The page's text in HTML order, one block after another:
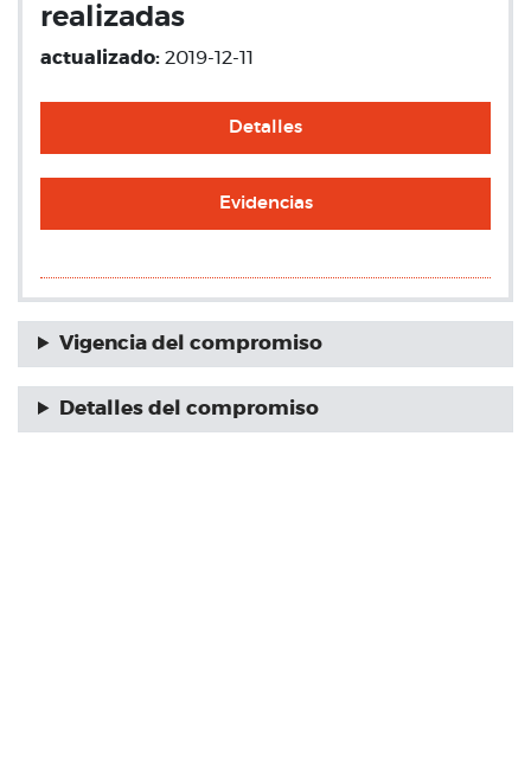
realizadas
actualizado: 2019-12-11
Detalles
Evidencias
Vigencia del compromiso
Detalles del compromiso